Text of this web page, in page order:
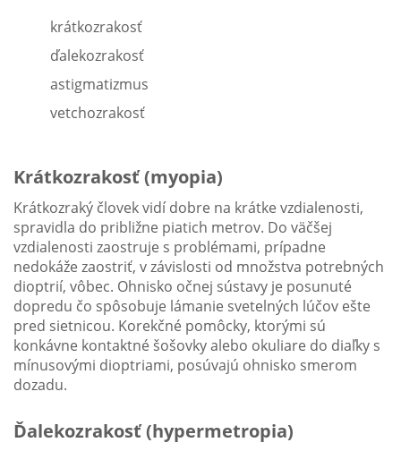
krátkozrakosť
ďalekozrakosť
astigmatizmus
vetchozrakosť
Krátkozrakosť (myopia)
Krátkozraký človek vidí dobre na krátke vzdialenosti,
spravidla do približne piatich metrov. Do väčšej
vzdialenosti zaostruje s problémami, prípadne
nedokáže zaostriť, v závislosti od množstva potrebných
dioptrií, vôbec. Ohnisko očnej sústavy je posunuté
dopredu čo spôsobuje lámanie svetelných lúčov ešte
pred sietnicou. Korekčné pomôcky, ktorými sú
konkávne kontaktné šošovky alebo okuliare do diaľky s
mínusovými dioptriami, posúvajú ohnisko smerom
dozadu.
Ďalekozrakosť (hypermetropia)